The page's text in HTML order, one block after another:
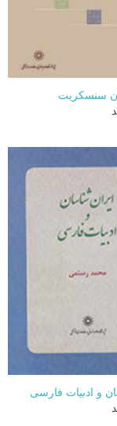
سنسکریت
و ادبیات فارسی